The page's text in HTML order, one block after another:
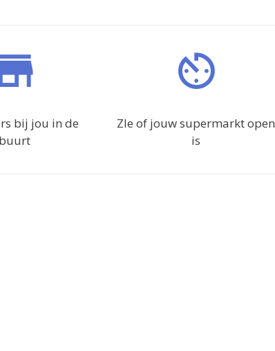
bij jou in de
buurt
ZIe of jouw supermarkt open
is